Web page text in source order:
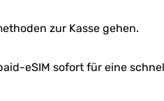
zur Kasse gehen.
eSIM sofort für eine